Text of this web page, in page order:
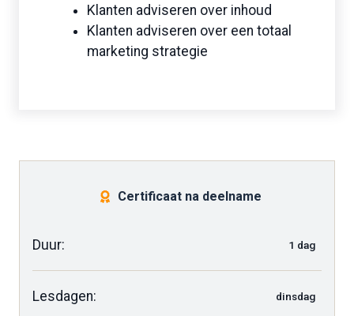
Klanten adviseren over inhoud
Klanten adviseren over een totaal
marketing strategie
Certificaat na deelname
Duur: 1 dag
Lesdagen: dinsdag